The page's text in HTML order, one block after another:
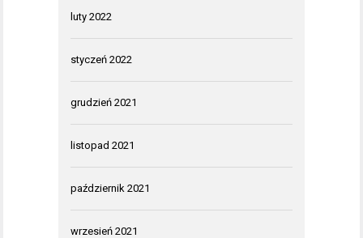
luty 2022
styczeń 2022
grudzień 2021
listopad 2021
październik 2021
wrzesień 2021